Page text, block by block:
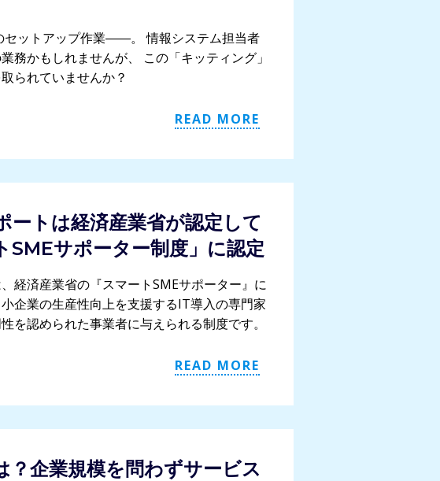
セットアップ作業――。 情報システム担当者
務かもしれませんが、 この「キッティング」
られていませんか？
READ MORE
ートは経済産業省が認定して
SMEサポーター制度」に認定
経済産業省の『スマートSMEサポーター』に
企業の生産性向上を支援するIT導入の専門家
を認められた事業者に与えられる制度です。
READ MORE
？企業規模を問わずサービス